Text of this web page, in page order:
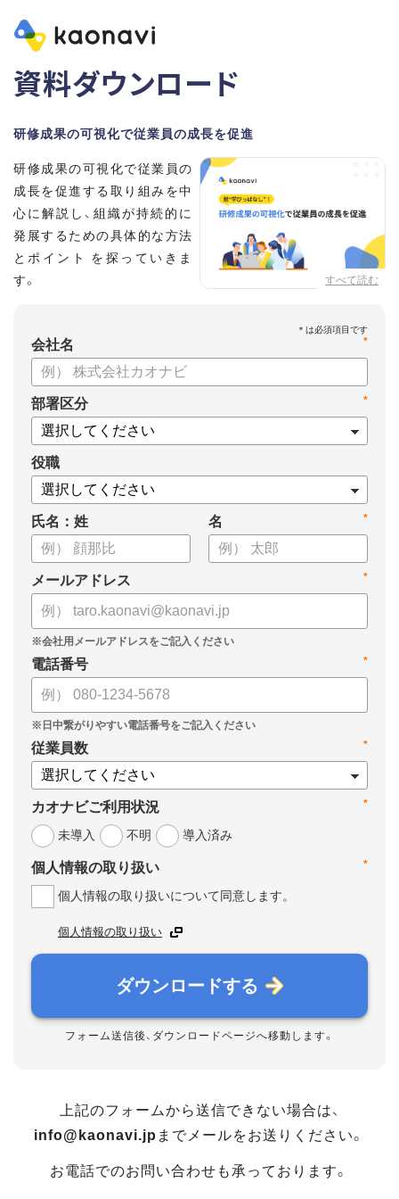
資料ダウンロード
研修成果の可視化で従業員の成長を促進
すべて読む
研修成果の可視化で従業員の
成長を促進する取り組みを中
心に解説し、組織が持続的に
発展するための具体的な方法
とポイント を探っていきま
す。
・研修効果が「見えない」ことで起こる問題とは？
・可視化を阻む企業の“3つの問題”
・見える化するためのポイント
・実践例と運用ステップ
*
会社名
*
部署区分
役職
氏名：姓 *
名
*
メールアドレス
*
電話番号
*
従業員数
*
カオナビご利用状況
未導入
不明 導入済み
*
個人情報の取り扱い
個人情報の取り扱いについて同意します。
個人情報の取り扱い
ダウンロードする
フォーム送信後、ダウンロードページへ移動します。
上記のフォームから送信できない場合は、
info@kaonavi.jp までメールをお送りください。
お電話でのお問い合わせも承っております。